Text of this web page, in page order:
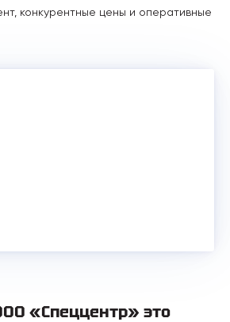
конкурентные цены и оперативные
«Спеццентр» это